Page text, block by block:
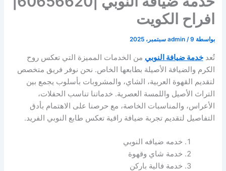
افراح الكويت
بواسطة admin /9 سبتمبر، 2025
تُعدخدمة ضيافة النوبي من الخدمات المميزة التي تعكس روح
الكرم والضيافة الأصيلة بطابعها الخاص. نحن نوفر فريق متخصص
لتقديم القهوة العربية، الشاي، والمشروبات بأسلوب يجمع بين
التراث الأصيل واللمسة العصرية. خدماتنا تناسب الحفلات،
الأعراس، والمناسبات الخاصة، مع حرصنا على الاهتمام بأدق
التفاصيل لتقديم تجربة ضيافة راقية تعكس طابع النوبي الفريد.
خدمه ضيافه النوبي
خدمة شاي وقهوة
خدمة فالية باركن